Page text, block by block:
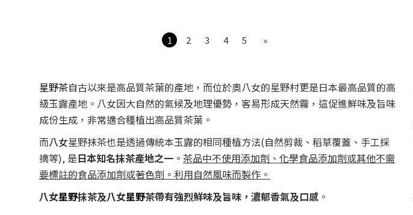
1 2 3 4 5 »
星野茶自古以來是高品質茶葉的產地，而位於奧八女的星野村更是日本最高品質的高
級玉露產地。八女因大自然的氣候及地理優勢，客易形成天然霧，這促進鮮味及旨味
成份生成，非常適合種植出高品質茶葉。
而八女星野抹茶也是透過傳統本玉露的相同種植方法(自然剪裁、稻草覆蓋、手工採
摘等), 是日本知名抹茶產地之一 。 茶品中不使用添加劑、化學食品添加劑或其他不需
要標註的食品添加劑或著色劑。利用自然風味而製作。
八女星野抹茶及八女星野茶帶有強烈鮮味及旨味，濃郁香氣及口感 。